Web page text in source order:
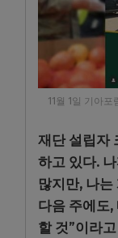
11월 1일 기아
재단 설립자
하고 있다.
많지만, 나
다음 주에도
할 것”이라